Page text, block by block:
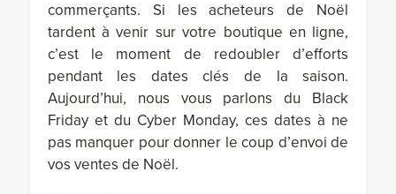
commerçants. Si les acheteurs de Noël
tardent à venir sur votre boutique en ligne,
c’est le moment de redoubler d’efforts
pendant les dates clés de la saison.
Aujourd’hui, nous vous parlons du Black
Friday et du Cyber Monday, ces dates à ne
pas manquer pour donner le coup d’envoi de
vos ventes de Noël.